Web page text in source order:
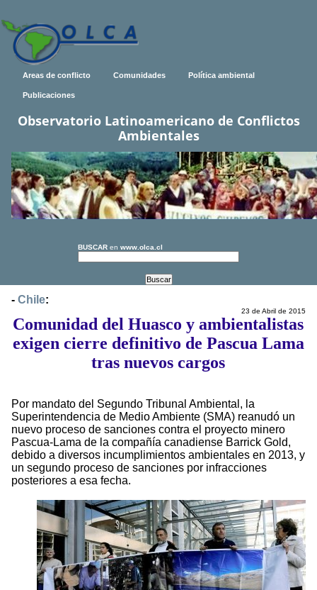
Areas de conflicto Comunidades Política ambiental
Publicaciones
Observatorio Latinoamericano de Conflictos
Ambientales
BUSCAR en www.olca.cl
- Chile:
23 de Abril de 2015
Comunidad del Huasco y ambientalistas
exigen cierre definitivo de Pascua Lama
tras nuevos cargos
Por mandato del Segundo Tribunal Ambiental, la
Superintendencia de Medio Ambiente (SMA) reanudó un
nuevo proceso de sanciones contra el proyecto minero
Pascua-Lama de la compañía canadiense Barrick Gold,
debido a diversos incumplimientos ambientales en 2013, y
un segundo proceso de sanciones por infracciones
posteriores a esa fecha.